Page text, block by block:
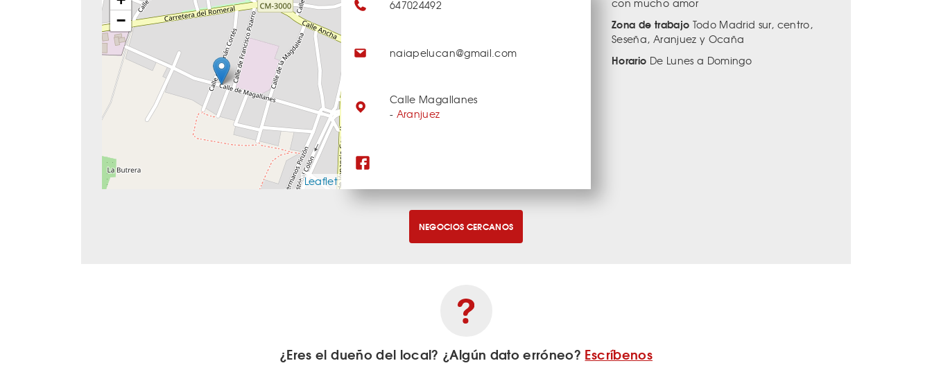
−
Leaflet
647024492
naiapelucan@gmail.com
Calle Magallanes
- Aranjuez
con mucho amor
Zona de trabajo Todo Madrid sur, centro,
Seseña, Aranjuez y Ocaña
Horario De Lunes a Domingo
NEGOCIOS CERCANOS
¿Eres el dueño del local? ¿Algún dato erróneo? Escríbenos